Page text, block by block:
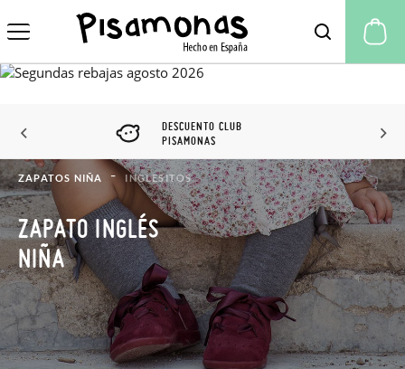
DESCUENTO CLUB
PISAMONAS
ZAPATOS NIÑA INGLESITOS
ZAPATO INGLÉS
NIÑA